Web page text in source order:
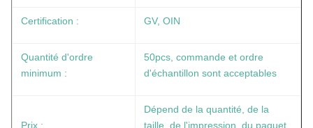
Certification : GV, OIN
Quantité d'ordre
minimum :
50pcs, commande et ordre
d'échantillon sont acceptables
Prix :
Dépend de la quantité, de la
taille, de l'impression, du paquet